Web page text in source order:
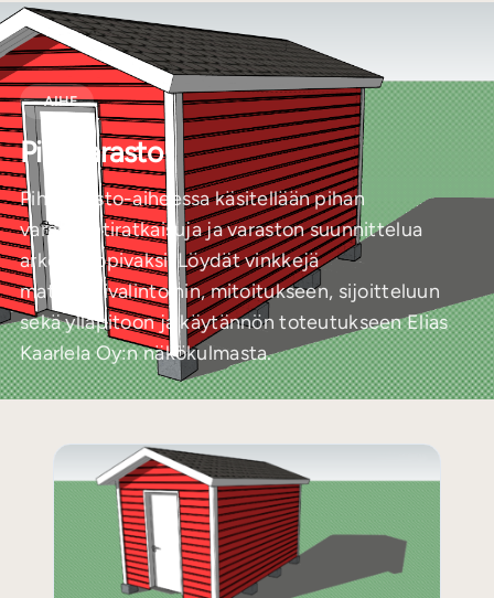
AIHE
Pihavarasto
Pihavarasto-aiheessa käsitellään pihan
varastointiratkaisuja ja varaston suunnittelua
arkeen sopivaksi. Löydät vinkkejä
materiaalivalintoihin, mitoitukseen, sijoitteluun
sekä ylläpitoon ja käytännön toteutukseen Elias
Kaarlela Oy:n näkökulmasta.